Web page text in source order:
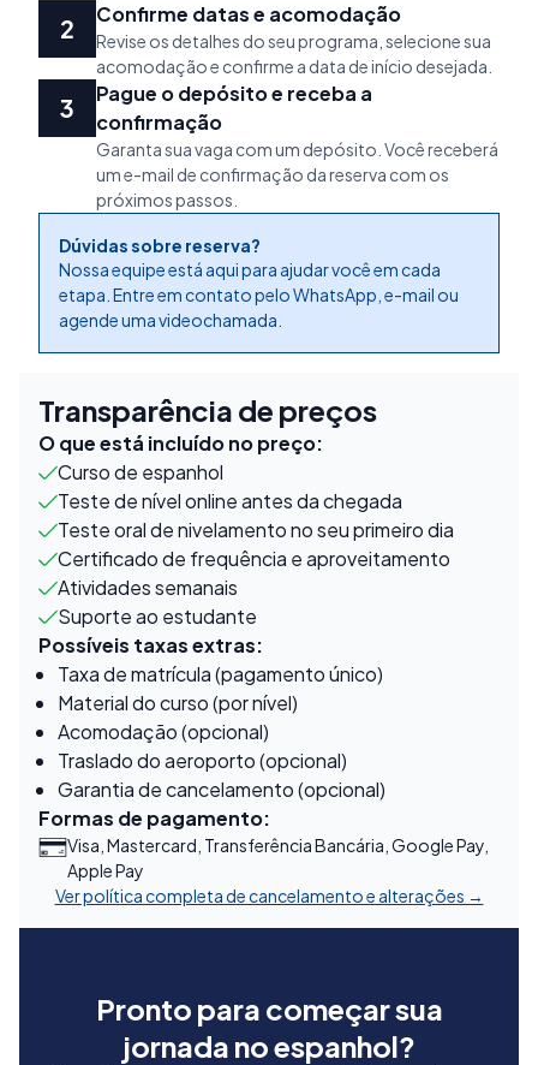
Confirme datas e acomodação
Revise os detalhes do seu programa, selecione sua
acomodação e confirme a data de início desejada.
Pague o depósito e receba a
confirmação
Garanta sua vaga com um depósito. Você receberá
um e-mail de confirmação da reserva com os
próximos passos.
Dúvidas sobre reserva?
Nossa equipe está aqui para ajudar você em cada
etapa. Entre em contato pelo WhatsApp, e-mail ou
agende uma videochamada.
Transparência de preços
O que está incluído no preço:
Curso de espanhol
Teste de nível online antes da chegada
Teste oral de nivelamento no seu primeiro dia
Certificado de frequência e aproveitamento
Atividades semanais
Suporte ao estudante
Possíveis taxas extras:
Taxa de matrícula (pagamento único)
Material do curso (por nível)
Acomodação (opcional)
Traslado do aeroporto (opcional)
Garantia de cancelamento (opcional)
Formas de pagamento:
Visa, Mastercard, Transferência Bancária, Google Pay,
Apple Pay
Ver política completa de cancelamento e alterações →
Pronto para começar sua
jornada no espanhol?